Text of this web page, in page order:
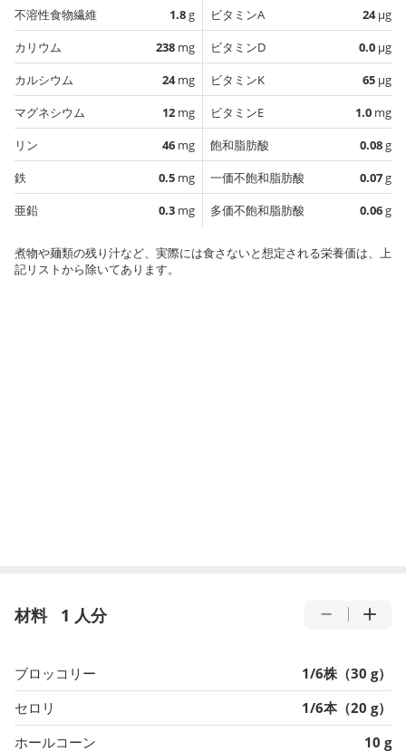
不溶性食物繊維
1.8g
カリウム
238 mg
カルシウム
24mg
マグネシウム
12 mg
リン
46 mg
鉄
0.5 mg
亜鉛
0.3 mg
ビタミンA
24µg
ビタミンD
0.0 µg
ビタミンK
65 µg
ビタミンE
1.0 mg
飽和脂肪酸
0.08g
一価不飽和脂肪酸
0.07g
多価不飽和脂肪酸
0.06g
煮物や麺類の残り汁など、実際には食さないと想定される栄養価は、上
記リストから除いてあります。
材料 1 人分
ブロッコリー
1/6株（30 g）
セロリ
1/6本（20 g）
ホールコーン
10 g